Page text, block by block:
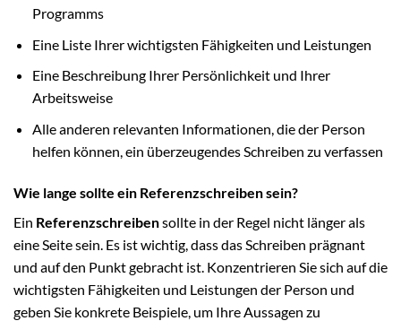
Programms
Eine Liste Ihrer wichtigsten Fähigkeiten und Leistungen
Eine Beschreibung Ihrer Persönlichkeit und Ihrer
Arbeitsweise
Alle anderen relevanten Informationen, die der Person
helfen können, ein überzeugendes Schreiben zu verfassen
Wie lange sollte ein Referenzschreiben sein?
Ein Referenzschreibensollte in der Regel nicht länger als
eine Seite sein. Es ist wichtig, dass das Schreiben prägnant
und auf den Punkt gebracht ist. Konzentrieren Sie sich auf die
wichtigsten Fähigkeiten und Leistungen der Person und
geben Sie konkrete Beispiele, um Ihre Aussagen zu